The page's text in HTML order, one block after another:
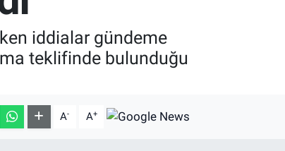
iddialar gündeme
teklifinde bulunduğu
A- A+